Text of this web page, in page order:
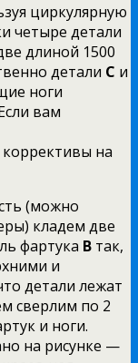
циркулярную
четыре детали
длиной 1500
детали С и
ноги
вам
коррективы на
(можно
кладем две
фартука B так,
и
детали лежат
сверлим по 2
и ноги.
на рисунке —